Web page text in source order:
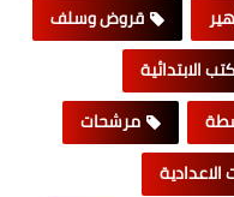
قروض وسلف
كتب الابتدائية
مرشحات